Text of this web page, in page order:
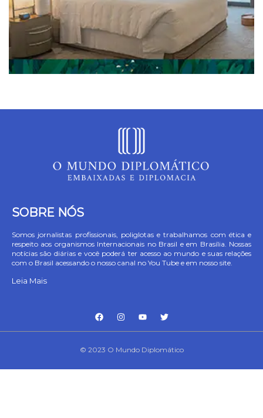
SOBRE NÓS
Somos jornalistas profissionais, poliglotas e trabalhamos com ética e
respeito aos organismos Internacionais no Brasil e em Brasília. Nossas
notícias são diárias e você poderá ter acesso ao mundo e suas relações
com o Brasil acessando o nosso canal no You Tube e em nosso site.
Leia Mais
© 2023 O Mundo Diplomático